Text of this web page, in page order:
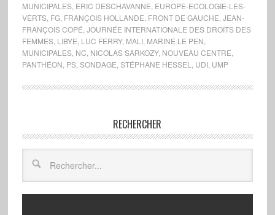
MUNICIPALES, ERIC DESCHAVANNE EUROPE-ECOLOGIE-LES-
VERTS, FG, FRANÇOIS HOLLANDE FRONT DE GAUCHE JEAN-
FRANÇOIS COPÉ JOURNÉE INTERNATIONALE DES DROITS DES
FEMMES, LIBYE LUC FERRY, MALI, MARINE LE PEN
MUNICIPALES, NC NICOLAS SARKOZY, NOUVEAU CENTRE
PANTHÉON PS, SONDAGE STÉPHANE HESSEL UDI, UMP
RECHERCHER